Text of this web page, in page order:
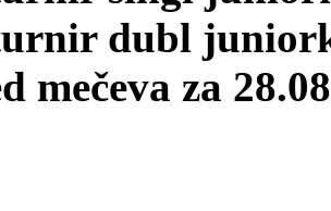
dubl
mečeva za